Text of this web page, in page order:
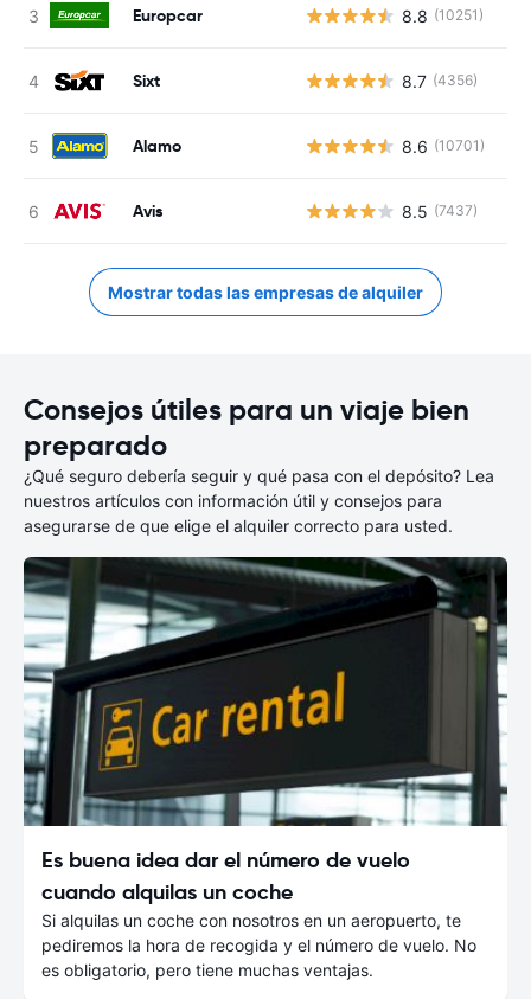
Europcar 8.8 (10251)
Sixt 8.7 (4356)
Alamo 8.6 (10701)
Avis 8.5 (7437)
Mostrar todas las empresas de alquiler
Consejos útiles para un viaje bien
preparado
¿Qué seguro debería seguir y qué pasa con el depósito? Lea
nuestros artículos con información útil y consejos para
asegurarse de que elige el alquiler correcto para usted.
Es buena idea dar el número de vuelo
cuando alquilas un coche
Si alquilas un coche con nosotros en un aeropuerto, te
pediremos la hora de recogida y el número de vuelo. No
es obligatorio, pero tiene muchas ventajas.